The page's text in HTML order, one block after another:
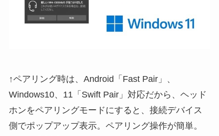
↑ペアリング時は、Android「Fast Pair」、
Windows10、11「Swift Pair」対応だから、ヘッド
ホンをペアリングモードにすると、接続デバイス
側でポップアップ表示。ペアリング操作が簡単。